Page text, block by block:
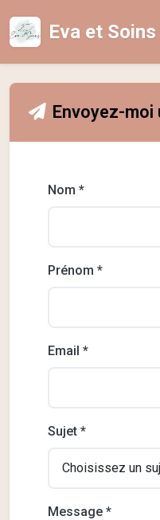
Eva et Soins
Envoyez-moi
Nom *
Prénom *
Email *
Sujet *
Message *